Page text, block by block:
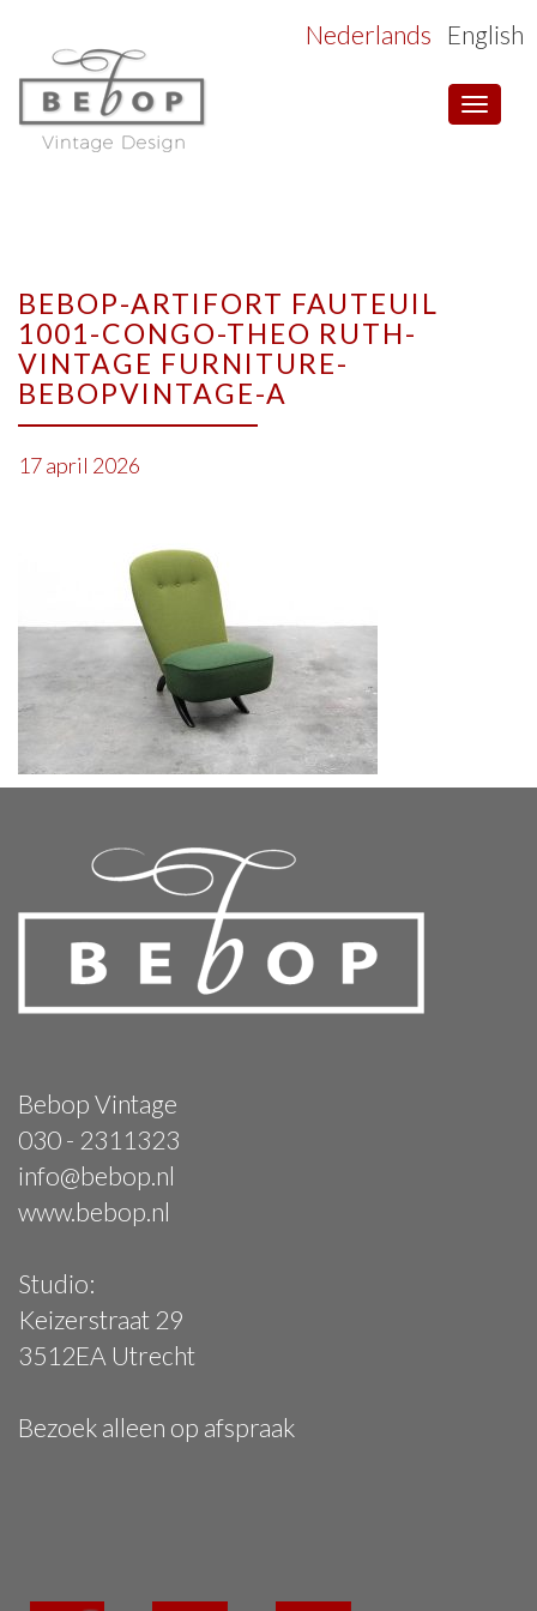
Toggle
Nederlands English
BEBOP-ARTIFORT FAUTEUIL
1001-CONGO-THEO RUTH-
VINTAGE FURNITURE-
BEBOPVINTAGE-A
17 april 2026
Bebop Vintage
030 - 2311323
info@bebop.nl
www.bebop.nl
Studio:
Keizerstraat 29
3512EA Utrecht
Bezoek alleen op afspraak